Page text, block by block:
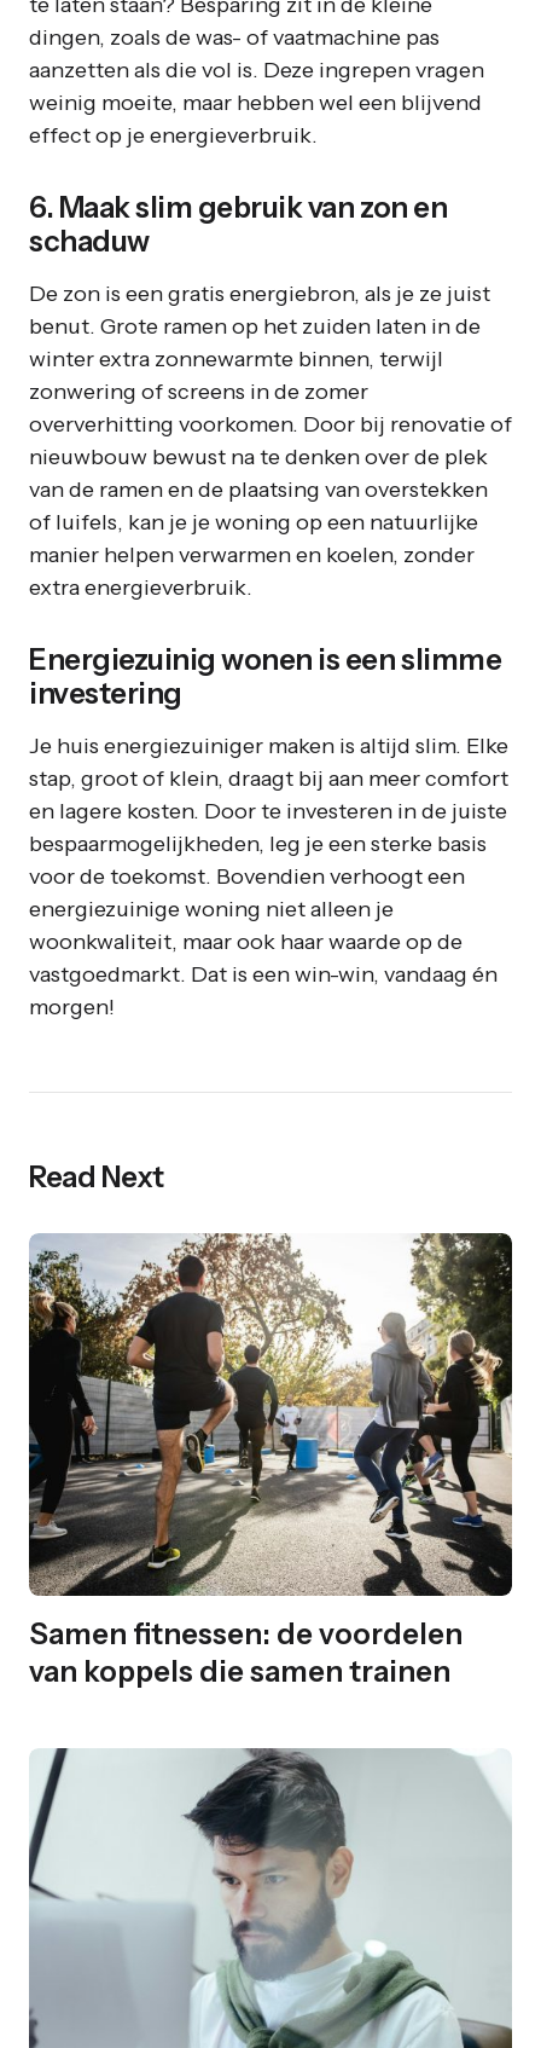
dingen, zoals de was- of vaatmachine pas
aanzetten als die vol is. Deze ingrepen vragen
weinig moeite, maar hebben wel een blijvend
effect op je energieverbruik.
6. Maak slim gebruik van zon en
schaduw
De zon is een gratis energiebron, als je ze juist
benut. Grote ramen op het zuiden laten in de
winter extra zonnewarmte binnen, terwijl
zonwering of screens in de zomer
oververhitting voorkomen. Door bij renovatie of
nieuwbouw bewust na te denken over de plek
van de ramen en de plaatsing van overstekken
of luifels, kan je je woning op een natuurlijke
manier helpen verwarmen en koelen, zonder
extra energieverbruik.
Energiezuinig wonen is een slimme
investering
Je huis energiezuiniger maken is altijd slim. Elke
stap, groot of klein, draagt bij aan meer comfort
en lagere kosten. Door te investeren in de juiste
bespaarmogelijkheden, leg je een sterke basis
voor de toekomst. Bovendien verhoogt een
energiezuinige woning niet alleen je
woonkwaliteit, maar ook haar waarde op de
vastgoedmarkt. Dat is een win-win, vandaag én
morgen!
Read Next
Samen fitnessen: de voordelen
van koppels die samen trainen